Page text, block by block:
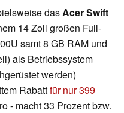
das Acer Swift
14 Zoll großen Full-
samt 8 GB RAM und
als Betriebssystem
werden)
Rabattfür nur 399
- macht 33 Prozent bzw.